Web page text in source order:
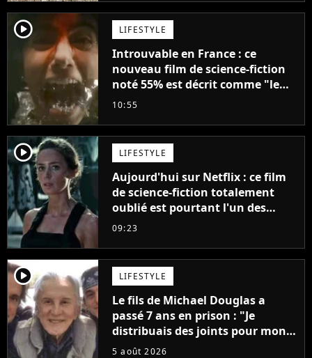
player2 LIFESTYLE
Introuvable en France : ce
nouveau film de science-fiction
noté 55% est décrit comme "le
plus stupide de l'année"
10:55
player2 LIFESTYLE
Aujourd'hui sur Netflix : ce film
de science-fiction totalement
oublié est pourtant l'un des
meilleurs des années 2010
09:23
player2 LIFESTYLE
Le fils de Michael Douglas a
passé 7 ans en prison : "Je
distribuais des joints pour mon
père"
5 août 2026